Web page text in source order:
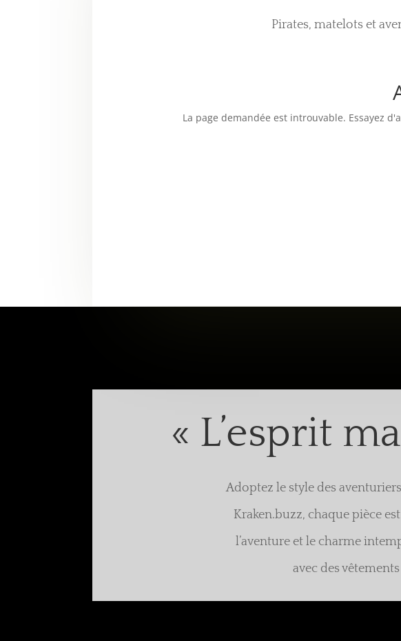
Pirates, matelots et
La page demandée est introuvable. Essayez
« L’esprit
Adoptez le style des
Kraken.buzz, chaque pièce
l’aventure et le charme
avec des